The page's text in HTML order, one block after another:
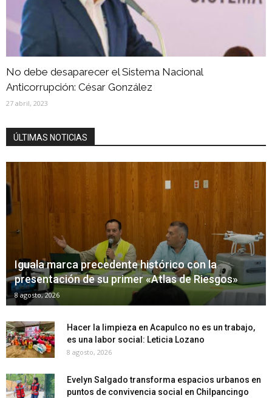
No debe desaparecer el Sistema Nacional
Anticorrupción: César González
27 abril, 2023
ÚLTIMAS NOTICIAS
Iguala marca precedente histórico con la
presentación de su primer «Atlas de Riesgos»
8 agosto, 2026
Hacer la limpieza en Acapulco no es un trabajo,
es una labor social: Leticia Lozano
8 agosto, 2026
Evelyn Salgado transforma espacios urbanos en
puntos de convivencia social en Chilpancingo